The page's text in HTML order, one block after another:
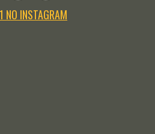
NO INSTAGRAM